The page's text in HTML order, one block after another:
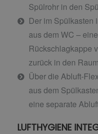
Spülrohr in den
Der im Spülkasten
aus dem WC –
Rückschlagkappe
zurück in den
Über die Abluft-
aus dem
eine separate
LUFTHYGIENE